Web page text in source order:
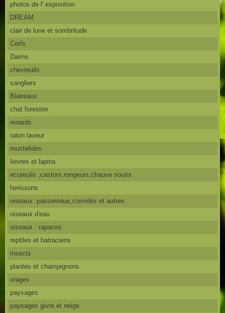
photos de l' exposition
DREAM
clair de lune et sombritude
Cerfs
Daims
chevreuils
sangliers
Blaireaux
chat forestier
renards
raton laveur
mustelidés
lievres et lapins
ecureuils ,castors,rongeurs,chauve souris
herissons
oiseaux: passereaux,corvidés et autres
oiseaux d'eau
oiseaux : rapaces
reptiles et batraciens
insects
plantes et champignons
orages
paysages
paysages givre et neige